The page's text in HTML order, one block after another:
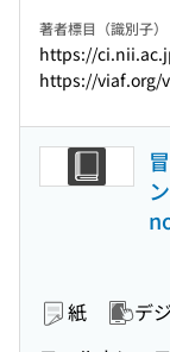
著者標目（識別子）
https://
https://viaf.org/
紙 デ